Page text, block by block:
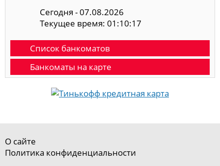
Сегодня - 07.08.2026
Текущее время: 01:10:17
Список банкоматов
Банкоматы на карте
О сайте
Политика конфиденциальности